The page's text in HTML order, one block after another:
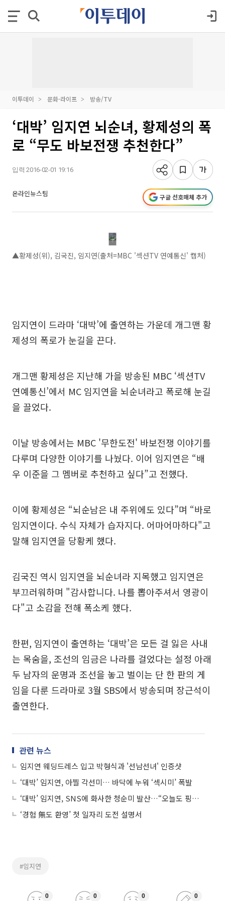
이투데이 문화·라이프 방송/TV
‘대박’ 임지연 뇌순녀, 황제성의 폭
로 “무도 바보전쟁 추천한다”
입력 2016-02-01 19:16
온라인뉴스팀 구글 선호매체 추가
▲황제성(위), 김국진, 임지연(출처=MBC '섹션TV 연예통신' 캡처)
임지연이 드라마 ‘대박’에 출연하는 가운데 개그맨 황
제성의 폭로가 눈길을 끈다.
개그맨 황제성은 지난해 가을 방송된 MBC ‘섹션TV
연예통신’에서 MC 임지연을 뇌순녀라고 폭로해 눈길
을 끌었다.
이날 방송에서는 MBC '무한도전' 바보전쟁 이야기를
다루며 다양한 이야기를 나눴다. 이어 임지연은 “배
우 이준을 그 멤버로 추천하고 싶다”고 전했다.
이에 황제성은 “뇌순남은 내 주위에도 있다”며 “바로
임지연이다. 수식 자체가 습자지다. 어마어마하다"고
말해 임지연을 당황케 했다.
김국진 역시 임지연을 뇌순녀라 지목했고 임지연은
부끄러워하며 "감사합니다. 나를 뽑아주셔서 영광이
다"고 소감을 전해 폭소케 했다.
한편, 임지연이 출연하는 ‘대박’은 모든 걸 잃은 사내
는 목숨을, 조선의 임금은 나라를 걸었다는 설정 아래
두 남자의 운명과 조선을 놓고 벌이는 단 한 판의 게
임을 다룬 드라마로 3월 SBS에서 방송되며 장근석이
출연한다.
관련 뉴스
임지연 웨딩드레스 입고 박형식과 '선남선녀' 인증샷
‘대박’ 임지연, 아찔 각선미… 바닥에 누워 ‘섹시미’ 폭발
‘대박’ 임지연, SNS에 화사한 청순미 발산…“오늘도 핑키핑키”
‘경험 無도 환영’ 첫 일자리 도전 설명서
#임지연
0 0 0 0